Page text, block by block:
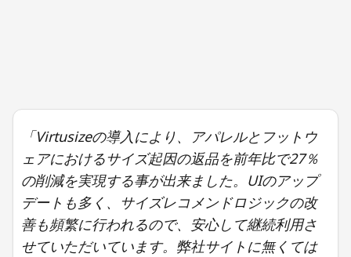
「Virtusizeの導入により、アパレルとフットウ
ェアにおけるサイズ起因の返品を前年比で27％
の削減を実現する事が出来ました。UIのアップ
デートも多く、サイズレコメンドロジックの改
善も頻繁に行われるので、安心して継続利用さ
せていただいています。弊社サイトに無くては